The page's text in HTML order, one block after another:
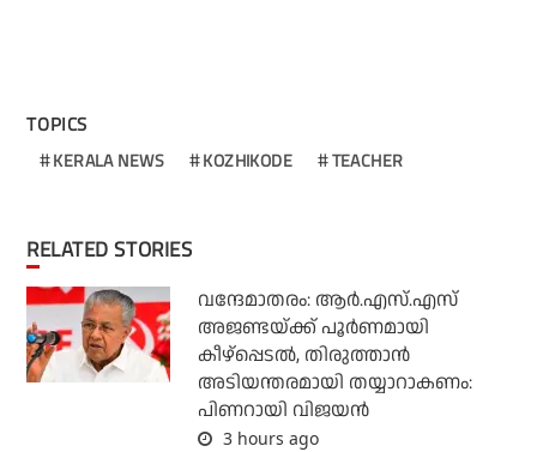
TOPICS
KERALA NEWS KOZHIKODE TEACHER
RELATED STORIES
വന്ദേമാതരം: ആര്‍.എസ്.എസ്
അജണ്ടയ്ക്ക് പൂര്‍ണമായി
കീഴ്‌പ്പെടല്‍, തിരുത്താന്‍
അടിയന്തരമായി തയ്യാറാകണം:
പിണറായി വിജയന്‍
3 hours ago